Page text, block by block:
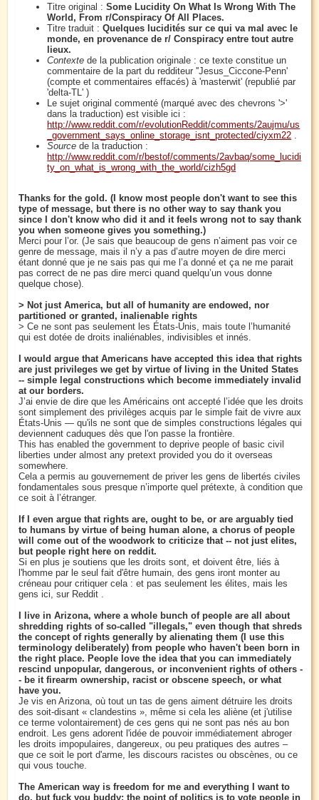
Titre original :Some Lucidity On What Is Wrong With The
World, From r/Conspiracy Of All Places.
Titre traduit :Quelques lucidités sur ce qui va mal avec le
monde, en provenance de r/ Conspiracy entre tout autre
lieux.
Contextede la publication originale : ce texte constitue un
commentaire de la part du redditeur ''Jesus_Ciccone-Penn'
(compte et commentaires effacés) à 'masterwit' (republié par
'delta-TL' )
Le sujet original commenté (marqué avec des chevrons '>'
dans la traduction) est visible ici :
http://www.reddit.com/r/evolutionReddit/comments/2aujmu/us
_government_says_online_storage_isnt_protected/ciyxm22
Sourcede la traduction :
http://www.reddit.com/r/bestof/comments/2avbaq/some_lucidi
ty_on_what_is_wrong_with_the_world/cizh5gd
Thanks for the gold. (I know most people don't want to see this
type of message, but there is no other way to say thank you
since I don't know who did it and it feels wrong not to say thank
you when someone gives you something.)
Merci pour l’or. (Je sais que beaucoup de gens n’aiment pas voir ce
genre de message, mais il n’y a pas d’autre moyen de dire merci
étant donné que je ne sais pas qui me l’a donné et ça ne me parait
pas correct de ne pas dire merci quand quelqu’un vous donne
quelque chose).
> Not just America, but all of humanity are endowed, nor
partitioned or granted, inalienable rights
> Ce ne sont pas seulement les États-Unis, mais toute l’humanité
qui est dotée de droits inaliénables, indivisibles et innés.
I would argue that Americans have accepted this idea that rights
are just privileges we get by virtue of living in the United States
-- simple legal constructions which become immediately invalid
at our borders.
J’ai envie de dire que les Américains ont accepté l’idée que les droits
sont simplement des privilèges acquis par le simple fait de vivre aux
États-Unis — qu'ils ne sont que de simples constructions légales qui
deviennent caduques dès que l'on passe la frontière.
This has enabled the government to deprive people of basic civil
liberties under almost any pretext provided you do it overseas
somewhere.
Cela a permis au gouvernement de priver les gens de libertés civiles
fondamentales sous presque n’importe quel prétexte, à condition que
ce soit à l’étranger.
If I even argue that rights are, ought to be, or are arguably tied
to humans by virtue of being human alone, a chorus of people
will come out of the woodwork to criticize that -- not just elites,
but people right here on reddit.
Si en plus je soutiens que les droits sont, et doivent être, liés à
l'homme par le seul fait d'être humain, des gens iront monter au
créneau pour critiquer cela : et pas seulement les élites, mais les
gens ici, sur Reddit .
I live in Arizona, where a whole bunch of people are all about
shredding rights of so-called "illegals," even though that shreds
the concept of rights generally by alienating them (I use this
terminology deliberately) from people who haven't been born in
the right place. People love the idea that you can immediately
rescind unpopular, dangerous, or inconvenient rights of others -
- be it firearm ownership, racist or obscene speech, or what
have you.
Je vis en Arizona, où tout un tas de gens aiment détruire les droits
des soit-disant « clandestins », même si cela les aliène (et j'utilise
ce terme volontairement) de ces gens qui ne sont pas nés au bon
endroit. Les gens adorent l'idée de pouvoir immédiatement abroger
les droits impopulaires, dangereux, ou peu pratiques des autres –
que ce soit le port d'arme, les discours racistes ou obscènes, ou ce
qui vous touche.
The American way is freedom for me and everything I want to
do, but fuck you buddy: the point of politics is to vote people in